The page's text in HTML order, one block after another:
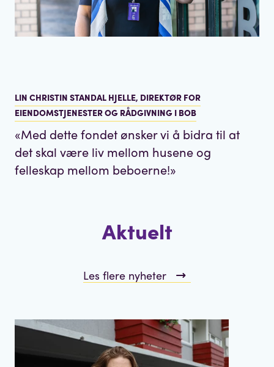
LIN CHRISTIN STANDAL HJELLE, DIREKTØR FOR
EIENDOMSTJENESTER OG RÅDGIVNING I BOB
«Med dette fondet ønsker vi å bidra til at
det skal være liv mellom husene og
felleskap mellom beboerne!»
Aktuelt
Les flere nyheter